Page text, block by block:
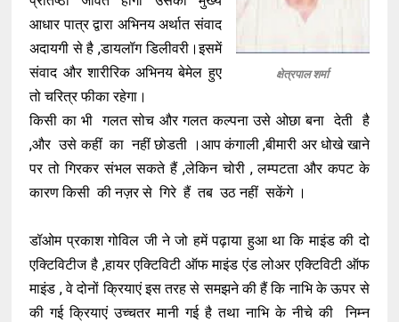
क्षेत्रपाल शर्मा
आधार पात्र द्वारा अभिनय अर्थात संवाद
अदायगी से है ,डायलॉग डिलीवरी।इसमें
संवाद और शारीरिक अभिनय बेमेल हुए
तो चरित्र फीका रहेगा।
किसी का भी गलत सोच और गलत कल्पना उसे ओछा बना देती है
,और उसे कहीं का नहीं छोडती ।आप कंगाली ,बीमारी अर धोखे खाने
पर तो गिरकर संभल सकते हैं ,लेकिन चोरी , लम्पटता और कपट के
कारण किसी की नज़र से गिरे हैं तब उठ नहीं सकेंगे ।
डॉओम प्रकाश गोविल जी ने जो हमें पढ़ाया हुआ था कि माइंड की दो
एक्टिविटीज है ,हायर एक्टिविटी ऑफ माइंड एंड लोअर एक्टिविटी ऑफ
माइंड , वे दोनों क्रियाएं इस तरह से समझने की हैं कि नाभि के ऊपर से
की गई क्रियाएं उच्चतर मानी गई है तथा नाभि के नीचे की निम्न